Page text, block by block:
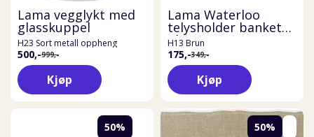
Lama vegglykt med
glasskuppel
H23 Sort metall oppheng
500,-999,-
Kjøp
Lama Waterloo
telysholder banket
glass
H13 Brun
175,-349,-
Kjøp
50% 50%